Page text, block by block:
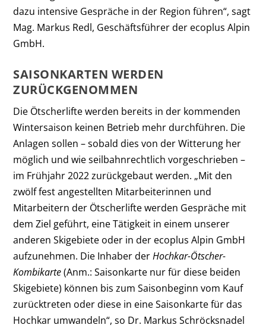
dazu intensive Gespräche in der Region führen“, sagt
Mag. Markus Redl, Geschäftsführer der ecoplus Alpin
GmbH.
SAISONKARTEN WERDEN
ZURÜCKGENOMMEN
Die Ötscherlifte werden bereits in der kommenden
Wintersaison keinen Betrieb mehr durchführen. Die
Anlagen sollen – sobald dies von der Witterung her
möglich und wie seilbahnrechtlich vorgeschrieben –
im Frühjahr 2022 zurückgebaut werden. „Mit den
zwölf fest angestellten Mitarbeiterinnen und
Mitarbeitern der Ötscherlifte werden Gespräche mit
dem Ziel geführt, eine Tätigkeit in einem unserer
anderen Skigebiete oder in der ecoplus Alpin GmbH
aufzunehmen. Die Inhaber derHochkar-Ötscher-
Kombikarte(Anm.: Saisonkarte nur für diese beiden
Skigebiete) können bis zum Saisonbeginn vom Kauf
zurücktreten oder diese in eine Saisonkarte für das
Hochkar umwandeln“, so Dr. Markus Schröcksnadel